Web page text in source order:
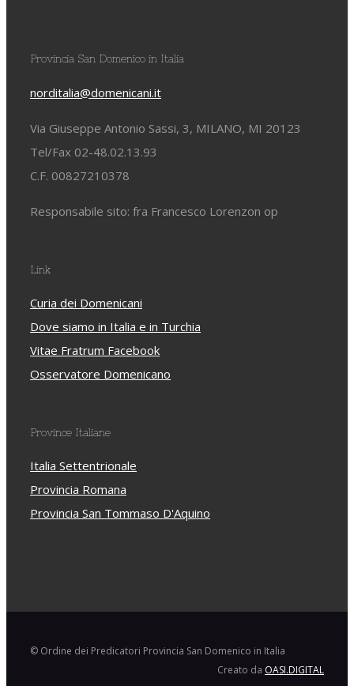
Provincia San Domenico in Italia
norditalia@domenicani.it
Via Giuseppe Antonio Sassi, 3, MILANO, MI 20123
Tel/Fax 02-48.02.13.93
C.F. 00827210378
Responsabile sito: fra Francesco Lorenzon op
Link
Curia dei Domenicani
Dove siamo in Italia e in Turchia
Vitae Fratrum Facebook
Osservatore Domenicano
Province Italiane
Italia Settentrionale
Provincia Romana
Provincia San Tommaso D'Aquino
© Ordine dei Predicatori Provincia San Domenico in Italia
Creato da OASI.DIGITAL